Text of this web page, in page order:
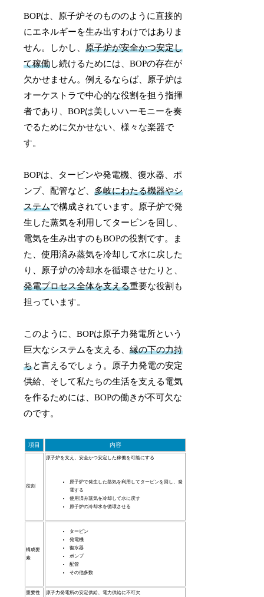
BOPは、原子炉そのもののように直接的
にエネルギーを生み出すわけではありま
せん。しかし、原子炉が安全かつ安定し
て稼働し続けるためには、BOPの存在が
欠かせません。例えるならば、原子炉は
オーケストラで中心的な役割を担う指揮
者であり、BOPは美しいハーモニーを奏
でるために欠かせない、様々な楽器で
す。
BOPは、タービンや発電機、復水器、ポ
ンプ、配管など、多岐にわたる機器やシ
ステムで構成されています。原子炉で発
生した蒸気を利用してタービンを回し、
電気を生み出すのもBOPの役割です。ま
た、使用済み蒸気を冷却して水に戻した
り、原子炉の冷却水を循環させたりと、
発電プロセス全体を支える重要な役割も
担っています。
このように、BOPは原子力発電所という
巨大なシステムを支える、縁の下の力持
ちと言えるでしょう。原子力発電の安定
供給、そして私たちの生活を支える電気
を作るためには、BOPの働きが不可欠な
のです。
項目 内容
役割
原子炉を支え、安全かつ安定した稼働を可能にする
原子炉で発生した蒸気を利用してタービンを回し、発
電する
使用済み蒸気を冷却して水に戻す
原子炉の冷却水を循環させる
構成要
素
タービン
発電機
復水器
ポンプ
配管
その他多数
重要性 原子力発電所の安定供給、電力供給に不可欠